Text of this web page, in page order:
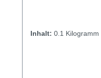
Inhalt: 0.1 Kilogramm